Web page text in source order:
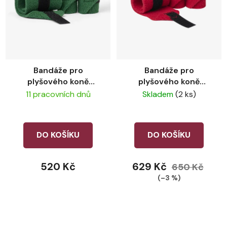
Bandáže pro
plyšového koně
LeMieux Hunter
11 pracovních dnů
DO KOŠÍKU
520 Kč
Bandáže pro
plyšového koně
LeMieux Chilli
Skladem(2 ks)
DO KOŠÍKU
629 Kč 650 Kč
(–3 %)